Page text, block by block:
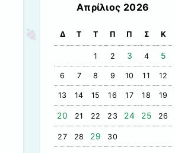
Απρίλιος 2026
Δ Τ Τ Π Π Σ Κ
1 2 3 4 5
6 7 8 9 10 11 12
13 14 15 16 17 18 19
20 21 22 23 24 25 26
27 28 29 30